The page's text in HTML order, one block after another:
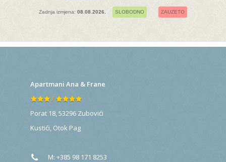
Zadnja izmjena: 08.08.2026. SLOBODNO ZAUZETO
Apartmani Ana & Frane
/
Porat 18, 53296 Zubovići
Kustići, Otok Pag
M:+385 98 171 8253